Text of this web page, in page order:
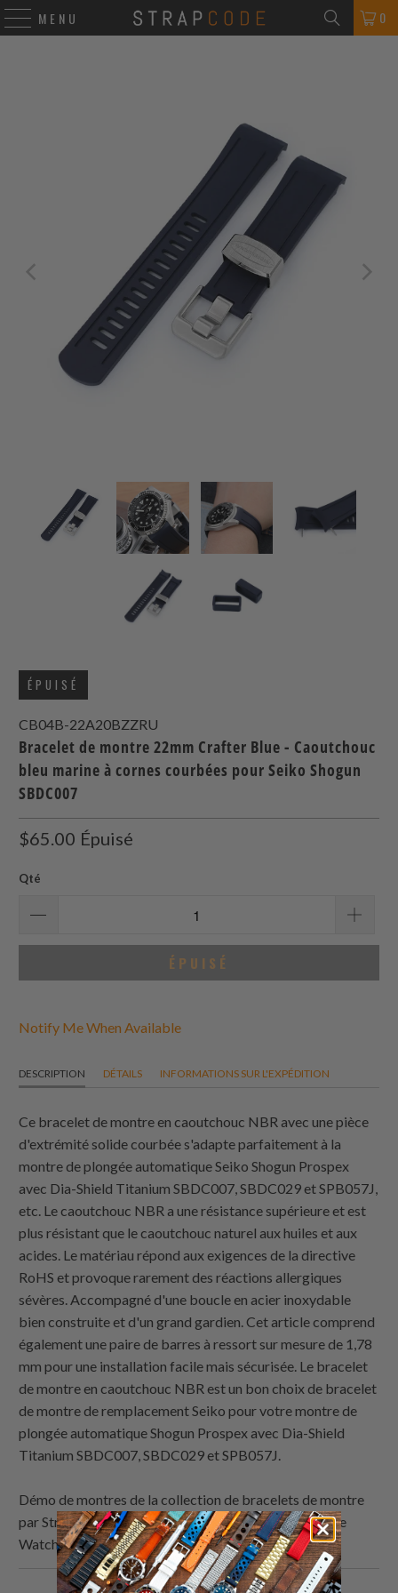
MENU 0
ÉPUISÉ
CB04B-22A20BZZRU
Bracelet de montre 22mm Crafter Blue - Caoutchouc
bleu marine à cornes courbées pour Seiko Shogun
SBDC007
$65.00 Épuisé
Qté
ÉPUISÉ
Notify Me When Available
DESCRIPTION DÉTAILS INFORMATIONS SUR L'EXPÉDITION
Ce bracelet de montre en caoutchouc NBR avec une pièce
d'extrémité solide courbée s'adapte parfaitement à la
montre de plongée automatique Seiko Shogun Prospex
avec Dia-Shield Titanium SBDC007, SBDC029 et SPB057J,
etc. Le caoutchouc NBR a une résistance supérieure et est
plus résistant que le caoutchouc naturel aux huiles et aux
acides. Le matériau répond aux exigences de la directive
RoHS et provoque rarement des réactions allergiques
sévères. Accompagné d'une boucle en acier inoxydable
bien construite et d'un grand gardien. Cet article comprend
également une paire de barres à ressort sur mesure de 1,78
mm pour une installation facile mais sécurisée. Le bracelet
de montre en caoutchouc NBR est un bon choix de bracelet
de montre de remplacement Seiko pour votre montre de
plongée automatique Shogun Prospex avec Dia-Shield
Titanium SBDC007, SBDC029 et SPB057J.
Démo de montres de la collection de bracelets de montre
par Strapcode : Seiko Shogun Prospex Automatic Dive
Watch avec Dia-Shield Titanium SBDC007